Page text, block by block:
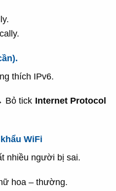
thích IPv6.
Bỏ tick Internet Protocol
WiFi
nhiều người bị sai.
hoa – thường.